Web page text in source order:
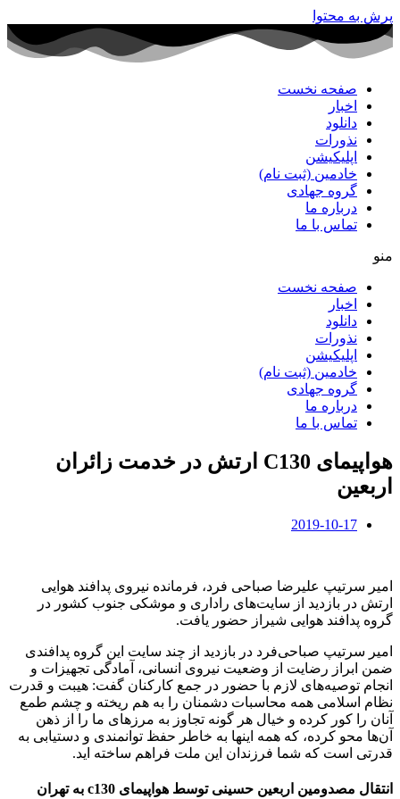
پرش به محتوا
صفحه نخست
اخبار
دانلود
نذورات
اپلیکیشن
خادمین (ثبت نام)
گروه جهادی
درباره ما
تماس با ما
منو
صفحه نخست
اخبار
دانلود
نذورات
اپلیکیشن
خادمین (ثبت نام)
گروه جهادی
درباره ما
تماس با ما
هواپیمای C130 ارتش در خدمت زائران
اربعین
2019-10-17
امیر سرتیپ علیرضا صباحی فرد، فرمانده نیروی پدافند هوایی
ارتش در بازدید از سایت‌های راداری و موشکی جنوب کشور در
گروه پدافند هوایی شیراز حضور یافت.
امیر سرتیپ صباحی‌فرد در بازدید از چند سایت این گروه پدافندی
ضمن ابراز رضایت از وضعیت نیروی انسانی، آمادگی تجهیزات و
انجام توصیه‌های لازم با حضور در جمع کارکنان گفت: هیبت و قدرت
نظام اسلامی همه محاسبات دشمنان را به هم ریخته و چشم طمع
آنان را کور کرده و خیال هر گونه تجاوز به مرزهای ما را از ذهن
آن‌ها محو کرده، که همه اینها به خاطر حفظ توانمندی و دستیابی به
قدرتی است که شما فرزندان این ملت فراهم ساخته اید.
انتقال مصدومین اربعین حسینی توسط هواپیمای c130 به تهران